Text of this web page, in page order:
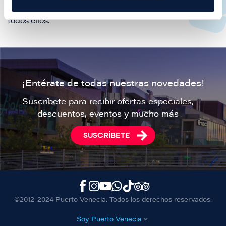
consultar o el alfabeto desplegable para navegar por
todos ellos.
¡Entérate de todas nuestras novedades!
Suscríbete para recibir ofertas especiales,
descuentos, eventos y mucho más
SUSCRÍBETE
©2012-2024 Puerto Venecia. Todos los derechos reservados.
Soy Puerto Venecia